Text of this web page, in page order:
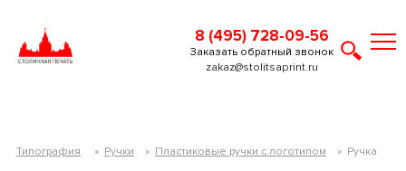
8 (495) 728-09-56
zakaz@stolitsaprint.ru
Заказать обратный звонок
Типография » Ручки » Пластиковые ручки с логотипом » Ручка